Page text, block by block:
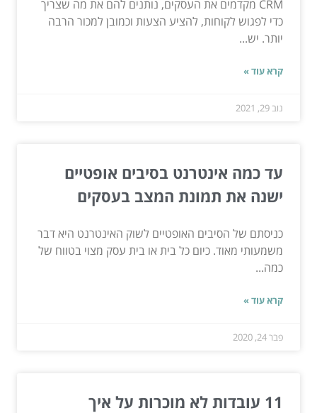
CRM מקדמים את העסקים, נותנים להם את מה שצריך
כדי לפגוש לקוחות, להציע הצעות וכמובן למכור הרבה
יותר. יש...
קרא עוד »
נוב 29, 2021
עד כמה אינטרנט בסיבים אופטיים
ישנה את תמונת המצב בעסקים
כניסתם של הסיבים האופטיים לשוק האינטרנט היא דבר
משמעותי מאוד. כיום כל בית או בית עסק מצוי בטווח של
כמה...
קרא עוד »
פבר 24, 2020
11 עובדות לא מוכרות על איך